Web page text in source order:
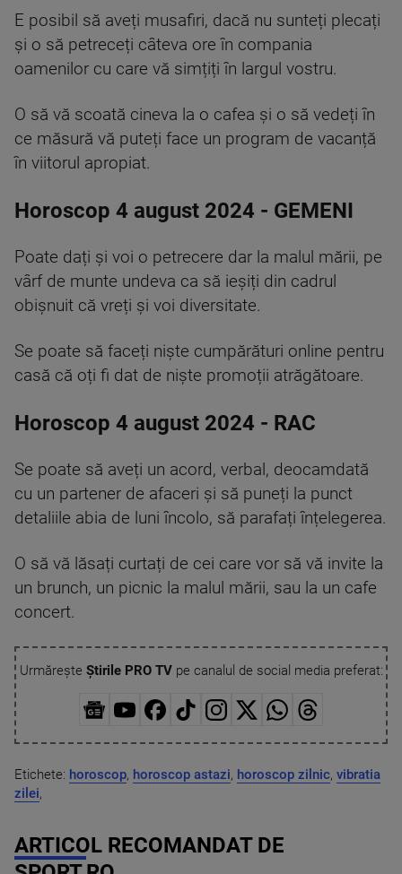
E posibil să aveți musafiri, dacă nu sunteți plecați
și o să petreceți câteva ore în compania
oamenilor cu care vă simțiți în largul vostru.
O să vă scoată cineva la o cafea și o să vedeți în
ce măsură vă puteți face un program de vacanță
în viitorul apropiat.
Horoscop 4 august 2024 - GEMENI
Poate dați și voi o petrecere dar la malul mării, pe
vârf de munte undeva ca să ieșiți din cadrul
obișnuit că vreți și voi diversitate.
Se poate să faceți niște cumpărături online pentru
casă că oți fi dat de niște promoții atrăgătoare.
Horoscop 4 august 2024 - RAC
Se poate să aveți un acord, verbal, deocamdată
cu un partener de afaceri și să puneți la punct
detaliile abia de luni încolo, să parafați înțelegerea.
O să vă lăsați curtați de cei care vor să vă invite la
un brunch, un picnic la malul mării, sau la un cafe
concert.
Urmărește Știrile PRO TVpe canalul de social media preferat:
Etichete: horoscop, horoscop astazi, horoscop zilnic, vibratia
zilei,
ARTICOL RECOMANDAT DE